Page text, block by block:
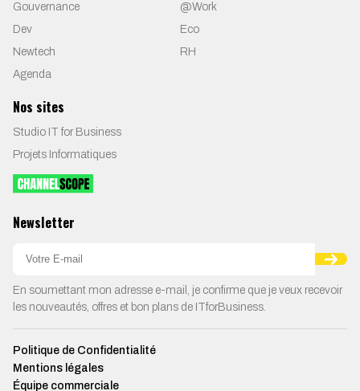
Gouvernance
@Work
Dev
Eco
Newtech
RH
Agenda
Nos sites
Studio IT for Business
Projets Informatiques
Newsletter
En soumettant mon adresse e-mail, je confirme que je veux recevoir
les nouveautés, offres et bon plans de ITforBusiness.
Politique de Confidentialité
Mentions légales
Équipe commerciale